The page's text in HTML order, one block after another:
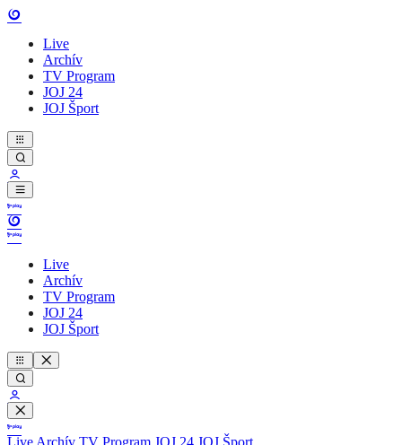
Live
Archív
TV Program
JOJ 24
JOJ Šport
Live
Archív
TV Program
JOJ 24
JOJ Šport
Live Archív TV Program JOJ 24 JOJ Šport